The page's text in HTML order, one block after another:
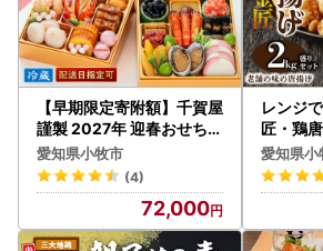
【早期限定寄附額】千賀屋
謹製 2027年 迎春おせち料
理「にほんばれ」和風三段
重 3人前 全34品 冷蔵おせ
ち料理 [035S10]
愛知県小牧市
(4)
72,000
レンジ
匠・鶏
00g×4
08]
愛知県小